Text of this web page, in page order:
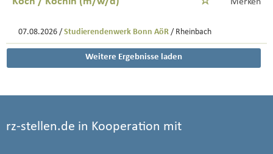
07.08.2026 / Studierendenwerk Bonn AöR / Rheinbach
Weitere Ergebnisse laden
rz-stellen.de in Kooperation mit